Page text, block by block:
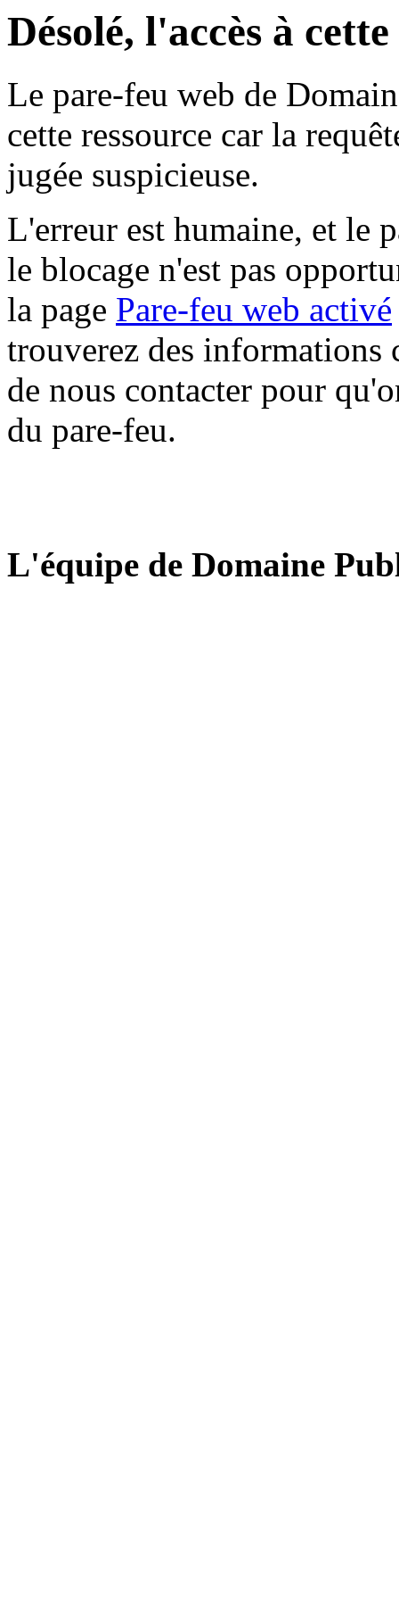
Désolé, l'accès à
Le pare-feu web de
cette ressource car la
jugée suspicieuse.
L'erreur est humaine, et le
le blocage n'est pas
la page Pare-feu web activé
trouverez des informations
de nous contacter pour
du pare-feu.
L'équipe de Domaine